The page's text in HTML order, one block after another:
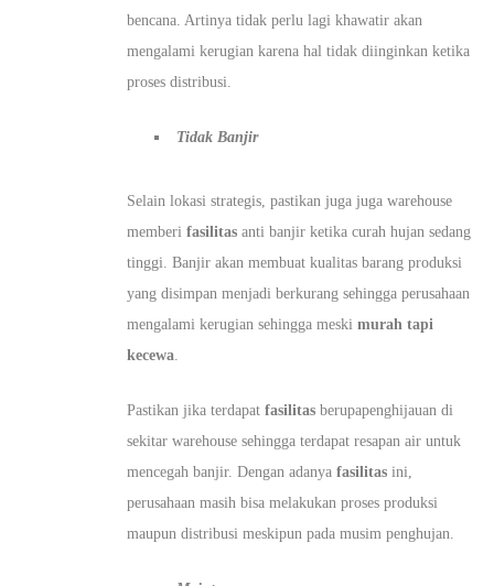
bencana. Artinya tidak perlu lagi khawatir akan
mengalami kerugian karena hal tidak diinginkan ketika
proses distribusi.
Tidak Banjir
Selain lokasi strategis, pastikan juga juga warehouse
memberi fasilitas anti banjir ketika curah hujan sedang
tinggi. Banjir akan membuat kualitas barang produksi
yang disimpan menjadi berkurang sehingga perusahaan
mengalami kerugian sehingga meski murah tapi
kecewa
Pastikan jika terdapat fasilitas berupapenghijauan di
sekitar warehouse sehingga terdapat resapan air untuk
mencegah banjir. Dengan adanya fasilitas ini,
perusahaan masih bisa melakukan proses produksi
maupun distribusi meskipun pada musim penghujan.